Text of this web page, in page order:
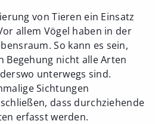
von Tieren ein Einsatz
allem Vögel haben in der
So kann es sein,
Begehung nicht alle Arten
unterwegs sind.
Sichtungen
dass durchziehende
erfasst werden.